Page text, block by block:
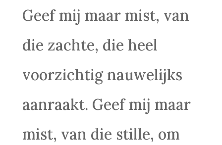
Geef mij maar mist, van
die zachte, die heel
voorzichtig nauwelijks
aanraakt. Geef mij maar
mist, van die stille, om